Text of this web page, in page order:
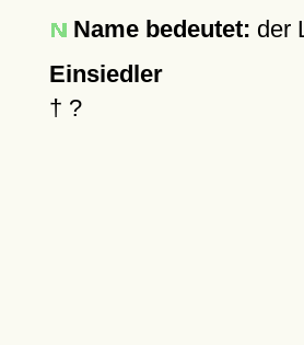
Name bedeutet: der
Einsiedler
† ?